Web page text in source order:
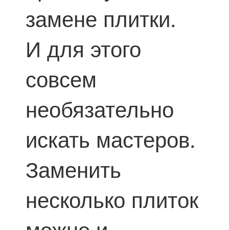
замене плитки.
И для этого
совсем
необязательно
искать мастеров.
Заменить
несколько плиток